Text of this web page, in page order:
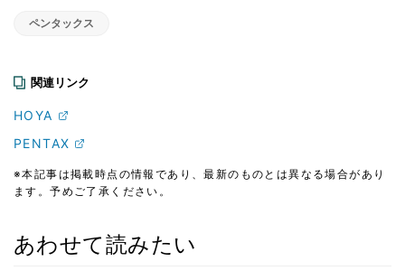
ペンタックス
関連リンク
HOYA
PENTAX
※本記事は掲載時点の情報であり、最新のものとは異なる場合があり
ます。予めご了承ください。
あわせて読みたい